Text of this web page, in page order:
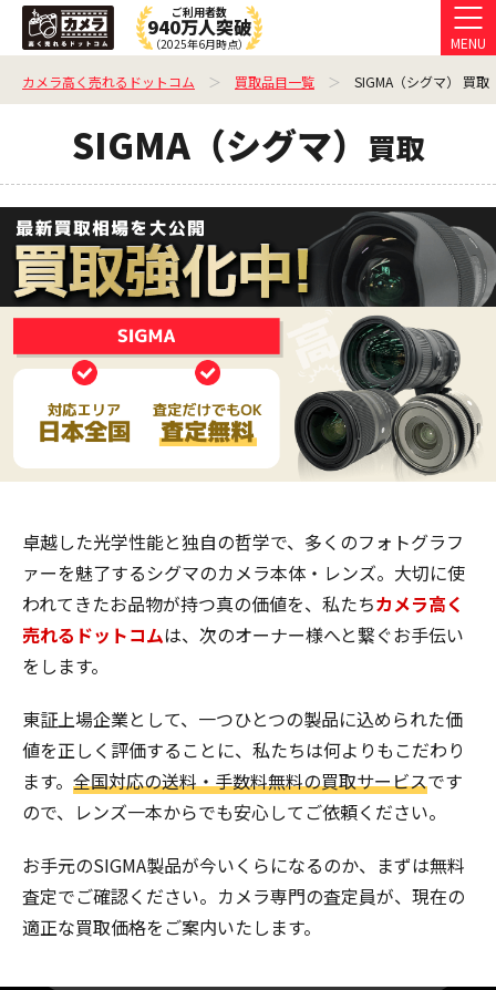
ご利用者数
940万人突破
（2025年6月時点） MENU
カメラ高く売れるドットコム 買取品目一覧 SIGMA（シグマ） 買取
SIGMA（シグマ） 買取
卓越した光学性能と独自の哲学で、多くのフォトグラフ
ァーを魅了するシグマのカメラ本体・レンズ。大切に使
われてきたお品物が持つ真の価値を、私たちカメラ高く
売れるドットコムは、次のオーナー様へと繋ぐお手伝い
をします。
東証上場企業として、一つひとつの製品に込められた価
値を正しく評価することに、私たちは何よりもこだわり
ます。 全国対応の送料・手数料無料の買取サービスです
ので、レンズ一本からでも安心してご依頼ください。
お手元のSIGMA製品が今いくらになるのか、まずは無料
査定でご確認ください。カメラ専門の査定員が、現在の
適正な買取価格をご案内いたします。